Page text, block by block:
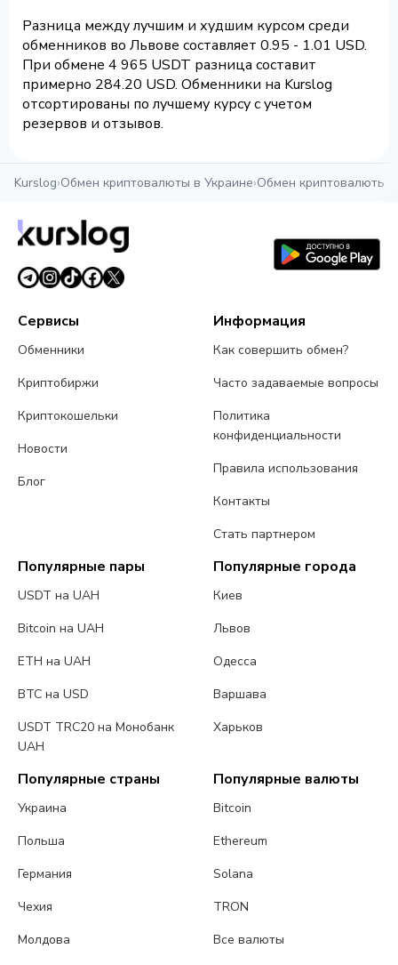
Разница между лучшим и худшим курсом среди
обменников во Львове составляет 0.95 - 1.01 USD.
При обмене 4 965 USDT разница составит
примерно 284.20 USD. Обменники на Kurslog
отсортированы по лучшему курсу с учетом
резервов и отзывов.
Kurslog›Обмен криптовалюты в Украине›Обмен криптовалюты
Сервисы
Обменники
Криптобиржи
Криптокошельки
Новости
Блог
Информация
Как совершить обмен?
Часто задаваемые вопросы
Политика
конфиденциальности
Правила использования
Контакты
Стать партнером
Популярные пары
USDT на UAH
Bitcoin на UAH
ETH на UAH
BTC на USD
USDT TRC20 на Монобанк
UAH
Популярные города
Киев
Львов
Одесса
Варшава
Харьков
Популярные страны
Украина
Польша
Германия
Чехия
Молдова
Популярные валюты
Bitcoin
Ethereum
Solana
TRON
Все валюты